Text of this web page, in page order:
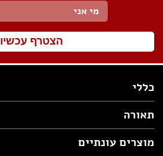
מי אני
הצטרף עכשיו
כללי
תאורה
מוצרים עונתיים